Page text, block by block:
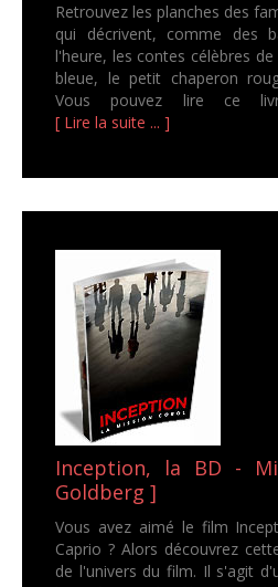
Retrouvez les planches des
qui décrivent, comme des
l'heure, les contes célèbres
bleue, le petit chaperon
Vous pouvez lire ce
[ Lire la suite ... ]
Inception, la BD -
Goldberg ]
Vous avez aimé le film
Caprio ? Alors découvrez
de l'univers du film. Il s'agit